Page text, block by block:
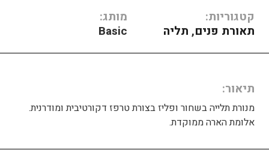
קטגוריות:
תאורת פנים, תליה
מותג:
Basic
תיאור
מנורת תלייה בשחור ופליז בצורת טרפז דקורטיבית ומודרנית.
אלומת הארה ממוקדת.